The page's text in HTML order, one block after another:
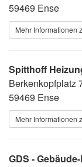
59469 Ense
Mehr Informationen
Spitthoff
Berkenkopfplatz
59469 Ense
Mehr Informationen
GDS -